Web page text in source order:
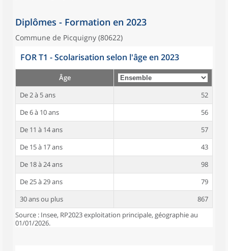
Diplômes - Formation en 2023
Commune de Picquigny (80622)
FOR T1 - Scolarisation selon l'âge en 2023
Âge
De 2 à 5 ans
52
De 6 à 10 ans
56
De 11 à 14 ans
57
De 15 à 17 ans
43
De 18 à 24 ans
98
De 25 à 29 ans
79
30 ans ou plus
867
Source : Insee, RP2023 exploitation principale, géographie au
01/01/2026.